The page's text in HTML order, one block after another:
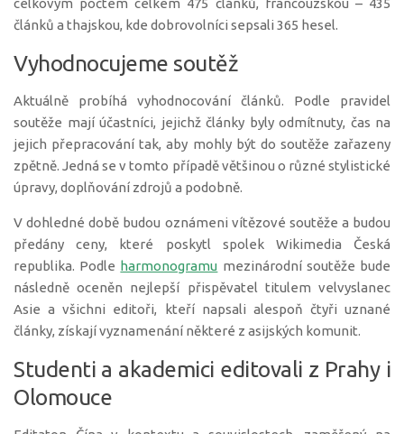
celkovým počtem celkem 475 článků, francouzskou – 435
článků a thajskou, kde dobrovolníci sepsali 365 hesel.
Vyhodnocujeme soutěž
Aktuálně probíhá vyhodnocování článků. Podle pravidel
soutěže mají účastníci, jejichž články byly odmítnuty, čas na
jejich přepracování tak, aby mohly být do soutěže zařazeny
zpětně. Jedná se v tomto případě většinou o různé stylistické
úpravy, doplňování zdrojů a podobně.
V dohledné době budou oznámeni vítězové soutěže a budou
předány ceny, které poskytl spolek Wikimedia Česká
republika. Podle harmonogramu mezinárodní soutěže bude
následně oceněn nejlepší přispěvatel titulem velvyslanec
Asie a všichni editoři, kteří napsali alespoň čtyři uznané
články, získají vyznamenání některé z asijských komunit.
Studenti a akademici editovali z Prahy i
Olomouce